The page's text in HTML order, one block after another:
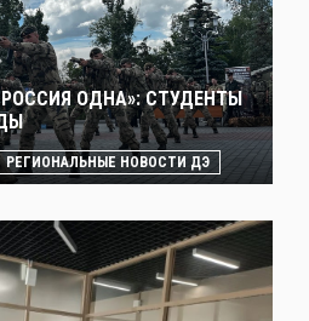
ОДНА»: СТУДЕНТЫ
РЕГИОНАЛЬНЫЕ НОВОСТИ ДЭ